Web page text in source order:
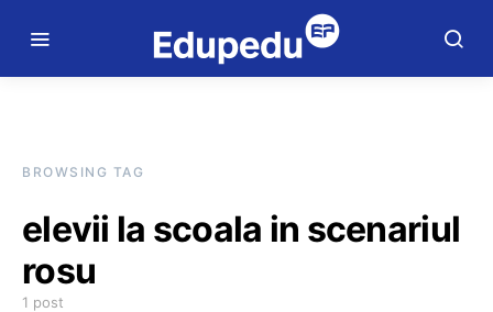
BROWSING TAG
elevii la scoala in scenariul
rosu
1 post